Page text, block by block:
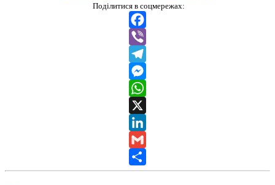
Поділитися в соцмережах:
Facebook
Viber
Telegram
Messenger
WhatsApp
X
LinkedIn
Gmail
Share